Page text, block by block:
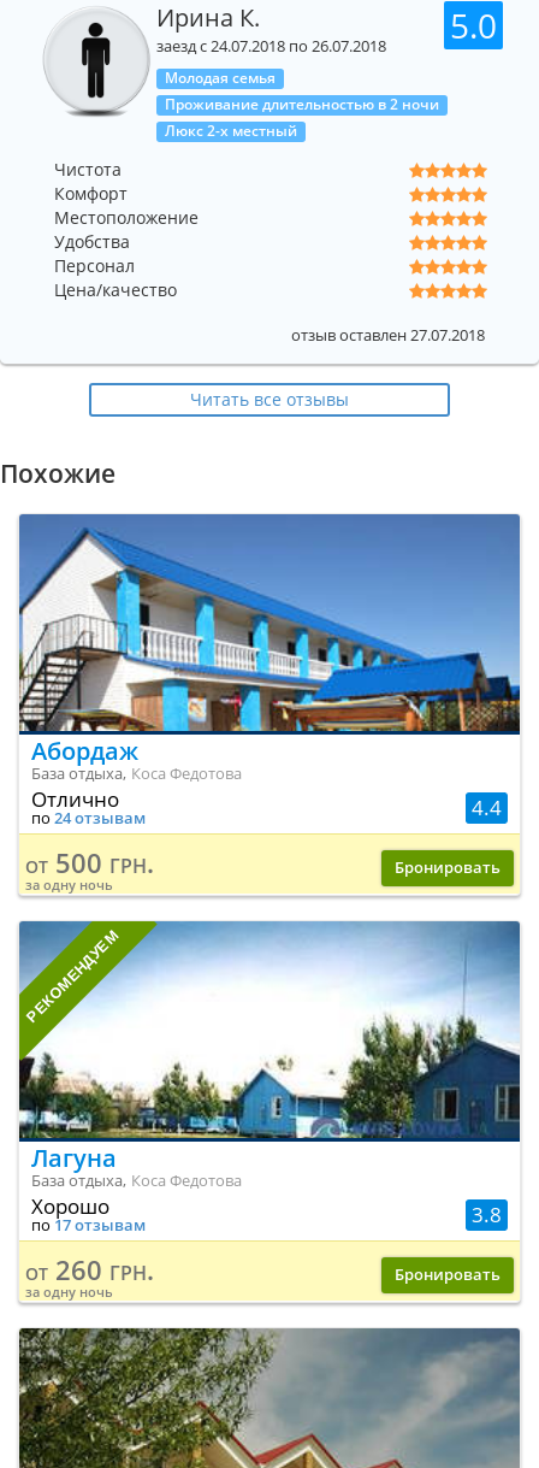
5.0
Ирина К.
заезд с 24.07.2018 по 26.07.2018
Молодая семья
Проживание длительностью в 2 ночи
Люкс 2-х местный
Чистота
Комфорт
Местоположение
Удобства
Персонал
Цена/качество
отзыв оставлен 27.07.2018
Читать все отзывы
Похожие
Абордаж
База отдыха, Коса Федотова
4.4
Отлично
по 24 отзывам
от 500 грн.
за одну ночь
Бронировать
РЕКОМЕНДУЕМ
Лагуна
База отдыха, Коса Федотова
3.8
Хорошо
по 17 отзывам
от 260 грн.
за одну ночь
Бронировать